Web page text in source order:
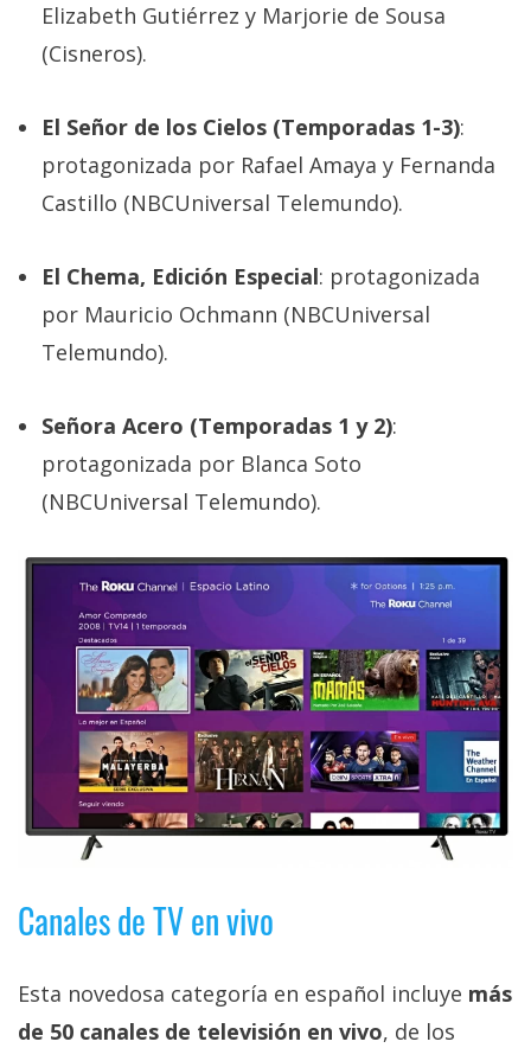
Elizabeth Gutiérrez y Marjorie de Sousa
(Cisneros).
El Señor de los Cielos (Temporadas 1-3):
protagonizada por Rafael Amaya y Fernanda
Castillo (NBCUniversal Telemundo).
El Chema, Edición Especial: protagonizada
por Mauricio Ochmann (NBCUniversal
Telemundo).
Señora Acero (Temporadas 1 y 2):
protagonizada por Blanca Soto
(NBCUniversal Telemundo).
Canales de TV en vivo
Esta novedosa categoría en español incluye más
de 50 canales de televisión en vivo, de los